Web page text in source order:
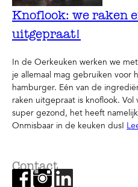
Knoflook: we raken
uitgepraat!
In de Oerkeuken werken we
je allemaal mag gebruiken voor
hamburger. Eén van de
raken uitgepraat is knoflook. Vol
super gezond, het heeft
Onmisbaar in de keuken dus!
Contact